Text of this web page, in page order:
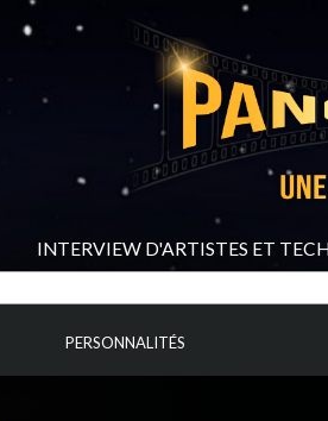
INTERVIEW D'ARTISTES ET
PERSONNALITÉS